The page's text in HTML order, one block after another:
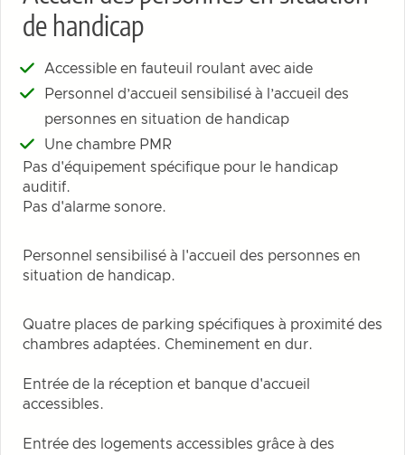
de handicap
Accessible en fauteuil roulant avec aide
Personnel d’accueil sensibilisé à l’accueil des
personnes en situation de handicap
Une chambre PMR
Pas d'équipement spécifique pour le handicap
auditif.
Pas d'alarme sonore.
Personnel sensibilisé à l'accueil des personnes en
situation de handicap.
Quatre places de parking spécifiques à proximité des
chambres adaptées. Cheminement en dur.
Entrée de la réception et banque d'accueil
accessibles.
Entrée des logements accessibles grâce à des